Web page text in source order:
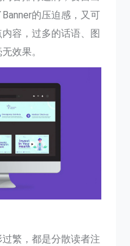
的压迫感，又可
容，过多的话语、图
效果。
繁，都是分散读者注